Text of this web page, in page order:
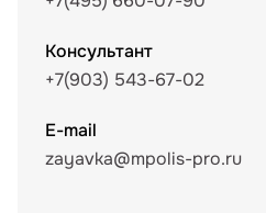
Консультант
+7(903) 543-67-02
E-mail
zayavka@mpolis-pro.ru